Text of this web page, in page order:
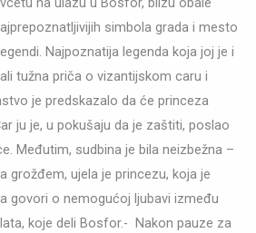
simbola grada i mesto
Najpoznatija legenda koja joj je i
tužna priča o vizantijskom caru i
je predskazalo da će princeza
ju je, u pokušaju da je zaštiti, poslao
Međutim, sudbina je bila neizbežna –
grožđem, ujela je princezu, koja je
govori o nemogućoj ljubavi između
koje deli Bosfor.- Nakon pauze za